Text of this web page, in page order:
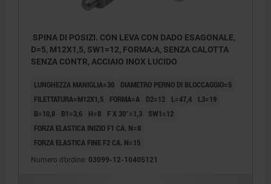
SPINA DI POSIZI. CON LEVA CON DADO ESAGONALE,
D=5, M12X1,5, SW1=12, FORMA:A, SENZA CALOTTA
SENZA CONTR, ACCIAIO INOX LUCIDO
LUNGHEZZA MANIGLIA=30
DIAMETRO PERNO DI BLOCCAGGIO=5
FILETTATURA=M12X1,5
FORMA=A D2=12 L=47,4
L3=19
B=10,8
B1=3,6 H=8 F X 30°=1,3
SW1=12
FORZA ELASTICA INIZIO F1 CA. N=8
FORZA ELASTICA FINE F2 CA. N=15
Numero d’ordine: 03099-12-10405121